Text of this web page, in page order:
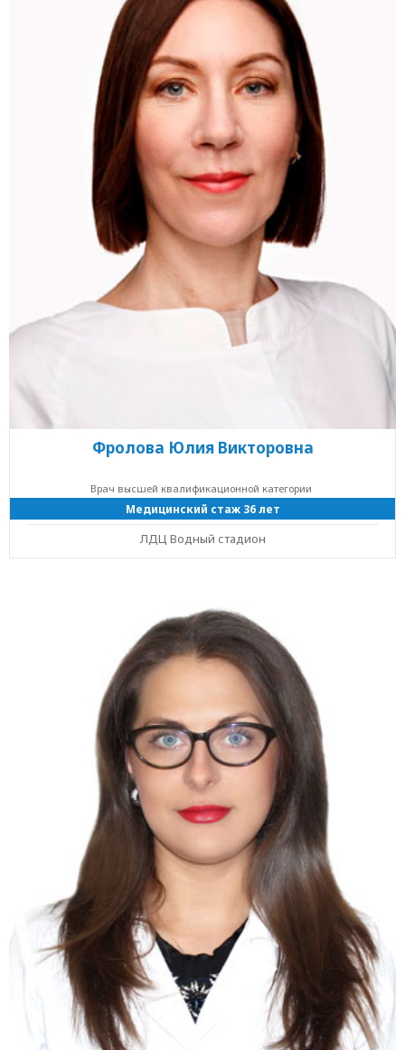
Фролова Юлия Викторовна
Врач высшей квалификационной категории
Медицинский стаж 36 лет
ЛДЦ Водный стадион